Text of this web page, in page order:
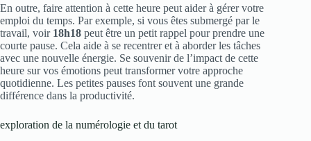
En outre, faire attention à cette heure peut aider à gérer votre
emploi du temps. Par exemple, si vous êtes submergé par le
travail, voir 18h18 peut être un petit rappel pour prendre une
courte pause. Cela aide à se recentrer et à aborder les tâches
avec une nouvelle énergie. Se souvenir de l’impact de cette
heure sur vos émotions peut transformer votre approche
quotidienne. Les petites pauses font souvent une grande
différence dans la productivité.
exploration de la numérologie et du tarot